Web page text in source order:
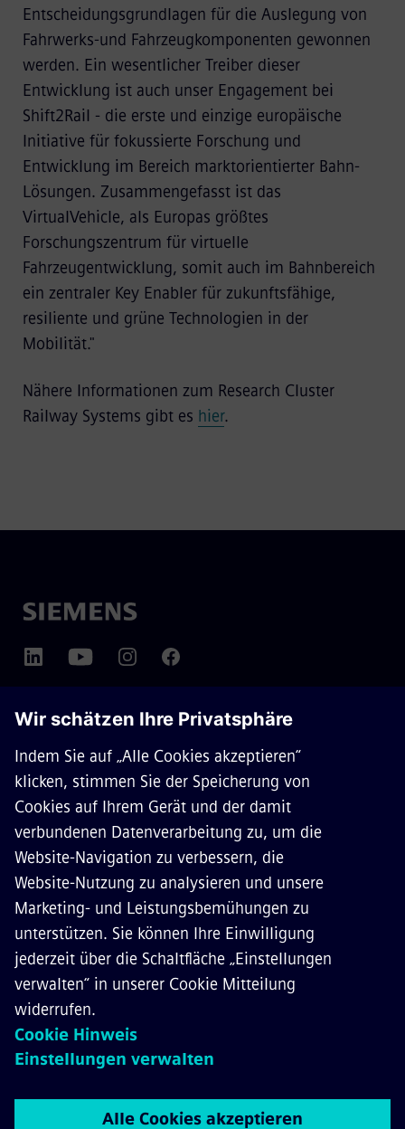
Entscheidungsgrundlagen für die Auslegung von
Fahrwerks-und Fahrzeugkomponenten gewonnen
werden. Ein wesentlicher Treiber dieser
Entwicklung ist auch unser Engagement bei
Shift2Rail - die erste und einzige europäische
Initiative für fokussierte Forschung und
Entwicklung im Bereich marktorientierter Bahn-
Lösungen. Zusammengefasst ist das
VirtualVehicle, als Europas größtes
Forschungszentrum für virtuelle
Fahrzeugentwicklung, somit auch im Bahnbereich
ein zentraler Key Enabler für zukunftsfähige,
resiliente und grüne Technologien in der
Mobilität."
Nähere Informationen zum Research Cluster
Railway Systems gibt es hier.
ÜBER SIEMENS MOBILITY
KONTAKT
KARRIERE
© Siemens Mobility2026
Datenschutz
Cookie Richtlinien
Digitales Zertifikat